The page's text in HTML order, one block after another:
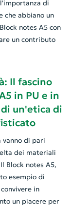
di
che abbiano un
notes A5 con
un contributo
Il fascino
in PU e in
un'etica di
vanno di pari
dei materiali
Block notes A5,
esempio di
in
un piacere per